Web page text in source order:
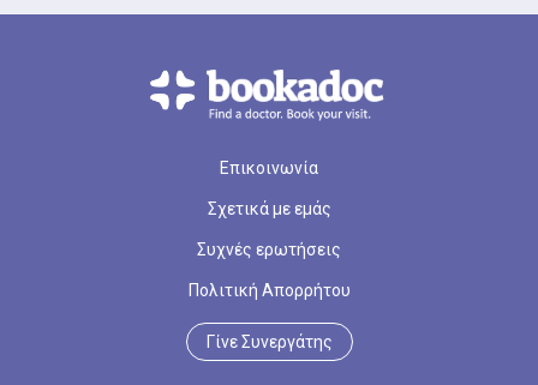
Επικοινωνία
Σχετικά με εμάς
Συχνές ερωτήσεις
Πολιτική Απορρήτου
Γίνε Συνεργάτης